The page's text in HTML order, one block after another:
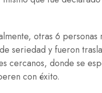
otras 6 personas
seriedad y fueron
cercanos, donde se
con éxito.